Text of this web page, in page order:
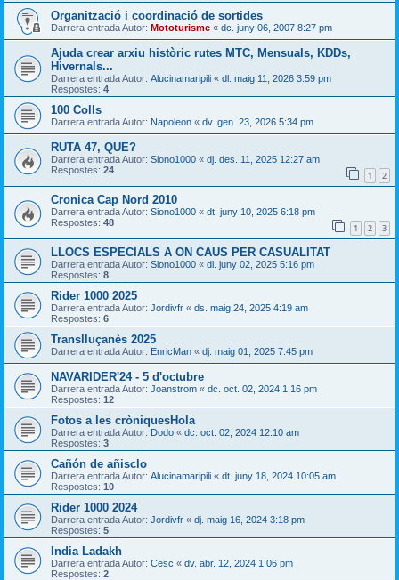
Organització i coordinació de sortides
Darrera entrada Autor: Mototurisme « dc. juny 06, 2007 8:27 pm
Ajuda crear arxiu històric rutes MTC, Mensuals, KDDs,
Hivernals...
Darrera entrada Autor: Alucinamaripili « dl. maig 11, 2026 3:59 pm
Respostes: 4
100 Colls
Darrera entrada Autor: Napoleon « dv. gen. 23, 2026 5:34 pm
RUTA 47, QUE?
Darrera entrada Autor: Siono1000 « dj. des. 11, 2025 12:27 am
Respostes: 24 1 2
Cronica Cap Nord 2010
Darrera entrada Autor: Siono1000 « dt. juny 10, 2025 6:18 pm
Respostes: 48 1 2 3
LLOCS ESPECIALS A ON CAUS PER CASUALITAT
Darrera entrada Autor: Siono1000 « dl. juny 02, 2025 5:16 pm
Respostes: 8
Rider 1000 2025
Darrera entrada Autor: Jordivfr « ds. maig 24, 2025 4:19 am
Respostes: 6
Translluçanès 2025
Darrera entrada Autor: EnricMan « dj. maig 01, 2025 7:45 pm
NAVARIDER'24 - 5 d'octubre
Darrera entrada Autor: Joanstrom « dc. oct. 02, 2024 1:16 pm
Respostes: 12
Fotos a les cròniquesHola
Darrera entrada Autor: Dodo « dc. oct. 02, 2024 12:10 am
Respostes: 3
Cañón de añisclo
Darrera entrada Autor: Alucinamaripili « dt. juny 18, 2024 10:05 am
Respostes: 10
Rider 1000 2024
Darrera entrada Autor: Jordivfr « dj. maig 16, 2024 3:18 pm
Respostes: 5
India Ladakh
Darrera entrada Autor: Cesc « dv. abr. 12, 2024 1:06 pm
Respostes: 2